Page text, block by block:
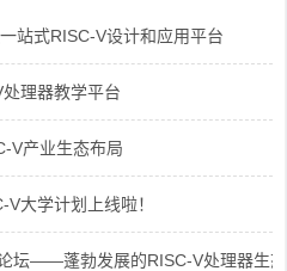
站式RISC-V设计和应用平台
理器教学平台
V产业生态布局
大学计划上线啦！
坛——蓬勃发展的RISC-V处理器生态